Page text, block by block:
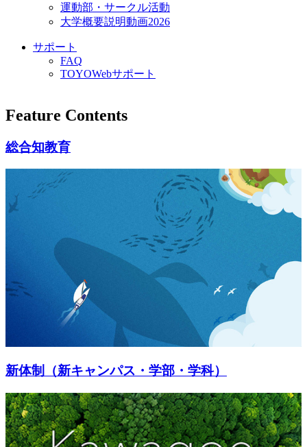
運動部・サークル活動
大学概要説明動画2026
サポート
FAQ
TOYOWebサポート
Feature Contents
総合知教育
新体制（新キャンパス・学部・学科）